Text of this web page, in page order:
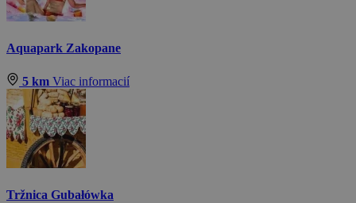
Aquapark Zakopane
5 km Viac informacií
Tržnica Gubałówka